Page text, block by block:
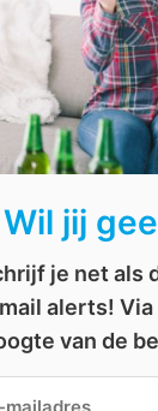
Wil jij
je net als
mail alerts!
van de